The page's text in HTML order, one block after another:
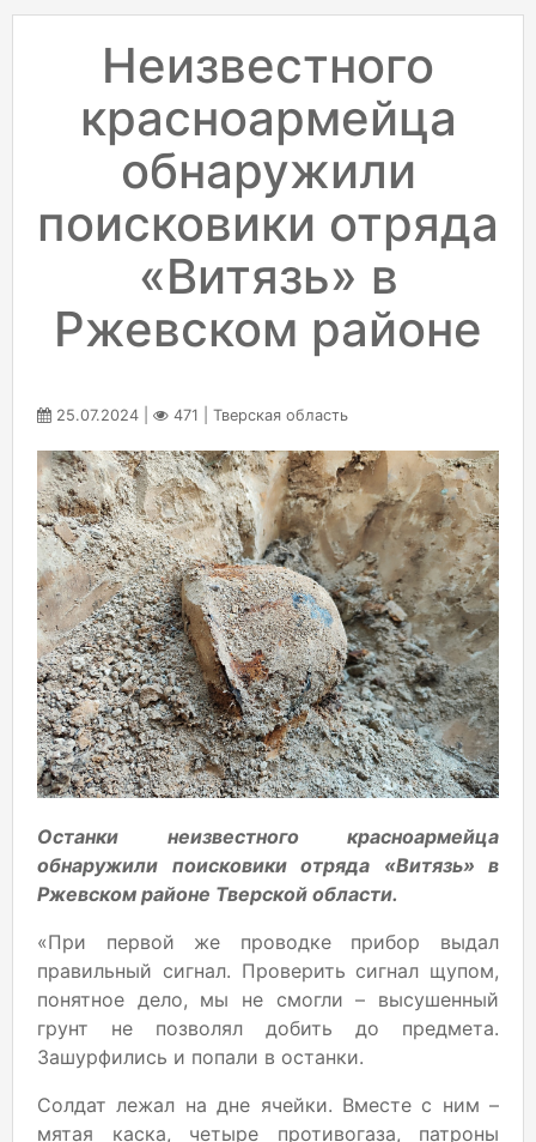
Неизвестного
красноармейца
обнаружили
поисковики отряда
«Витязь» в
Ржевском районе
25.07.2024 | 471 | Тверская область
Останки неизвестного красноармейца
обнаружили поисковики отряда «Витязь» в
Ржевском районе Тверской области.
«При первой же проводке прибор выдал
правильный сигнал. Проверить сигнал щупом,
понятное дело, мы не смогли – высушенный
грунт не позволял добить до предмета.
Зашурфились и попали в останки.
Солдат лежал на дне ячейки. Вместе с ним –
мятая каска, четыре противогаза, патроны